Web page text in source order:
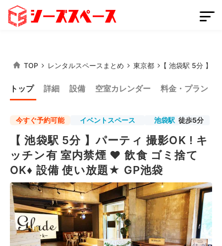
会員登録 スペースを掲載する
ログイン
スペースをさがす
条件から探す
都道府県から探す
路線から探す
シーズスペースについて
TOP レンタルスペースまとめ 東京都 【 池袋駅 5分 】
トップ 詳細 設備 空室カレンダー 料金・プラン
今すぐ予約可能 イベントスペース 池袋駅 徒歩5分
【 池袋駅 5分 】パーティ 撮影OK ! キ
ッチン有 室内禁煙 ♥ 飲食 ゴミ捨て
OK♦ 設備 使い放題★ GP池袋